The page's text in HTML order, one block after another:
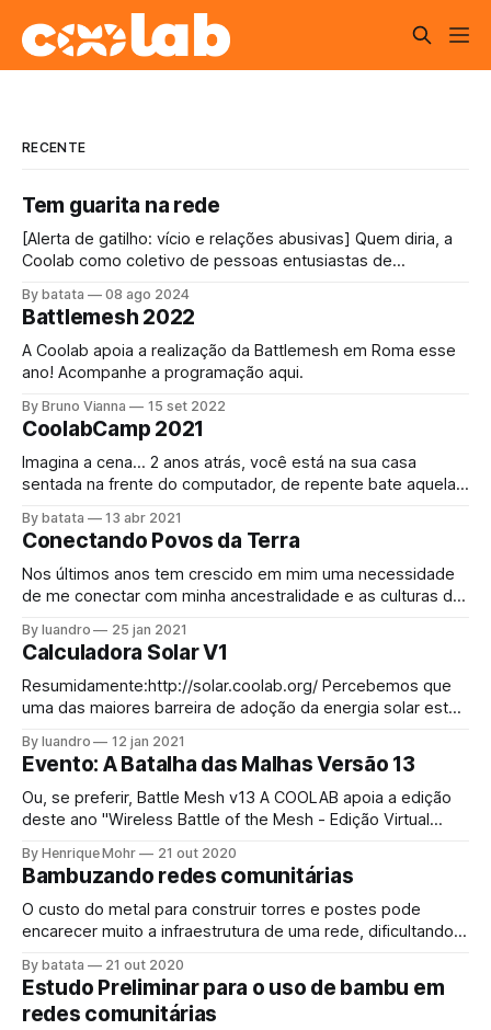
RECENTE
Tem guarita na rede
[Alerta de gatilho: vício e relações abusivas] Quem diria, a
Coolab como coletivo de pessoas entusiastas de
conectando pessoas através dessa rede mundial foi
convidada a bloquear a internet! O acesso à internet é um
direito universal[1] assim como o direito a
By batata 08 ago 2024
Battlemesh 2022
A Coolab apoia a realização da Battlemesh em Roma esse
ano! Acompanhe a programação aqui.
By Bruno Vianna 15 set 2022
CoolabCamp 2021
Imagina a cena… 2 anos atrás, você está na sua casa
sentada na frente do computador, de repente bate aquela
justo agora acabou a margarina. Como comer o pãozinho
da tarde assim? Bem, não tem escapatória, decide sair,
By batata 13 abr 2021
Conectando Povos da Terra
Nos últimos anos tem crescido em mim uma necessidade
de me conectar com minha ancestralidade e as culturas da
as suas resistencias e aprender a arte do #buenvivir. O
projeto do último ano, Kayapo Mesh, se perdeu na
burocracia até
By luandro 25 jan 2021
Calculadora Solar V1
Resumidamente:http://solar.coolab.org/ Percebemos que
uma das maiores barreira de adoção da energia solar está
quais equipamentos são necessários para esses sistemas
e como dimensiona-los. Por isso com apoio da APC
desenvolvemos um aplicativo web que busca ajudar da
By luandro 12 jan 2021
Evento: A Batalha das Malhas Versão 13
Ou, se preferir, Battle Mesh v13 A COOLAB apoia a edição
deste ano "Wireless Battle of the Mesh - Edição Virtual
várias partes do mundo que estão interessadas em redes
comunitárias, incluindo tecnologias em malha sem fio,
infraestrutura
By Henrique Mohr 21 out 2020
Bambuzando redes comunitárias
O custo do metal para construir torres e postes pode
encarecer muito a infraestrutura de uma rede, dificultando
chorar? Deixe o chororô de lado e vem junto nessa live
para trocar uma ideia com quem anda construindo com o
material que
By batata 21 out 2020
Estudo Preliminar para o uso de bambu em
redes comunitárias